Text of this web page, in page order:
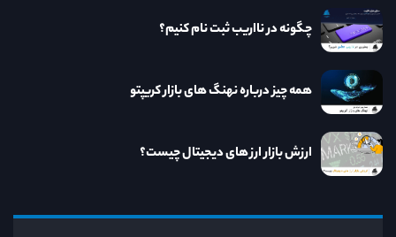
چگونه در نااریب ثبت نام کنیم؟
همه چیز درباره نهنگ های بازار کریپتو
ارزش بازار ارز های دیجیتال چیست؟